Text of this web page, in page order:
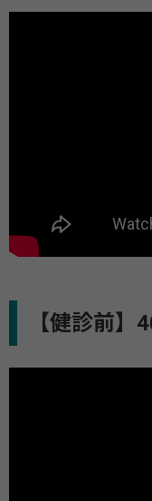
【健診前